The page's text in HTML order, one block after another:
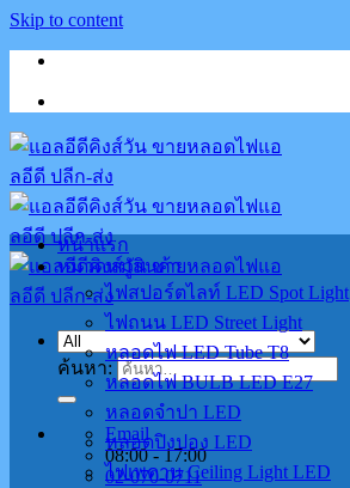
Skip to content
ค้นหา:
Email
08:00 - 17:00
02-070-0711
หน้าแรก
หมวดหมู่สินค้า
ไฟสปอร์ตไลท์ LED Spot Light
ไฟถนน LED Street Light
หลอดไฟ LED Tube T8
หลอดไฟ BULB LED E27
หลอดจำปา LED
หลอดปิงปอง LED
ไฟเพดาน Ceiling Light LED